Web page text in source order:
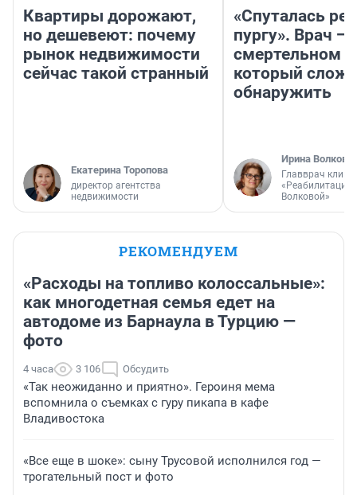
Квартиры дорожают,
но дешевеют: почему
рынок недвижимости
сейчас такой странный
Екатерина Торопова
директор агентства
недвижимости
«Спуталась
пургу». Врач —
смертельном
который
обнаружить
Ирина Волкова
Главврач
«Реабилитация
Волковой»
РЕКОМЕНДУЕМ
«Расходы на топливо колоссальные»:
как многодетная семья едет на
автодоме из Барнаула в Турцию —
фото
4 часа 3 106 Обсудить
«Так неожиданно и приятно». Героиня мема
вспомнила о съемках с гуру пикапа в кафе
Владивостока
«Все еще в шоке»: сыну Трусовой исполнился год —
трогательный пост и фото